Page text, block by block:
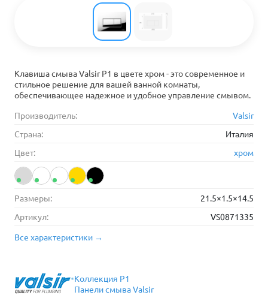
Клавиша смыва Valsir P1 в цвете хром - это современное и
стильное решение для вашей ванной комнаты,
обеспечивающее надежное и удобное управление смывом.
Производитель:
Valsir
Страна:
Италия
Цвет:
хром
Размеры:
21.5×1.5×14.5
Артикул:
VS0871335
Все характеристики →
Коллекция P1
Панели смыва Valsir